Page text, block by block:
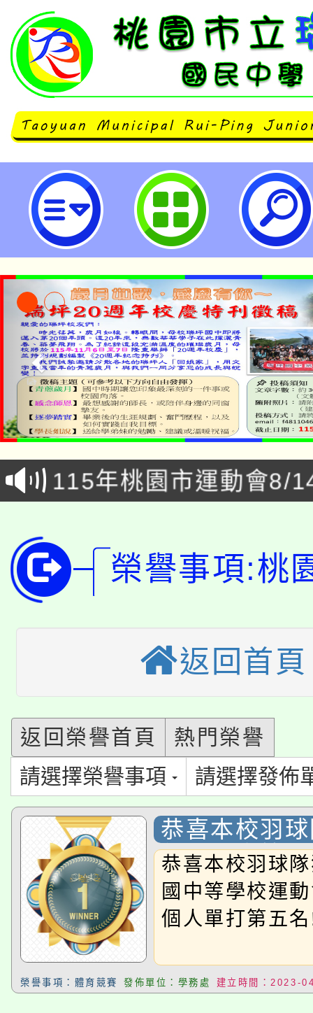
桃園市立瑞坪國民中學
「本色祭」8/29、30在
場熱烈登場!
8/21下午1時於龍潭區
徵才活動。
YOUNG桃局內行報名
局官網。
8月14至27日，桃園電
開!
115年桃園市運動會8/
田徑場及游泳池舉行。
桃園市低收入戶享有免
視費優惠，中低收入戶
半價優惠，詳情可洽有
者。
大園自造教育及科技中
份教師增能研習
大溪自造教育及科技中
115年食農教育專業人
「本色祭」8/29、30
場熱烈登場!
8/21下午1時於龍潭區
徵才活動。
YOUNG桃局內行報名
局官網。
8月14至27日，桃園電
開!
115年桃園市運動會8/
田徑場及游泳池舉行。
桃園市低收入戶享有免
視費優惠，中低收入戶
半價優惠，詳情可洽有
者。
大園自造教育及科技中
份教師增能研習
大溪自造教育及科技中
份教師研習
淨零綠生活教案入校路
會
115年食農教育專業人
榮譽事項:桃
返回首頁
返回榮譽首頁
熱門榮譽
請選擇榮譽事項
請選擇發佈
恭喜本校羽
年全國中等
團體賽及個
名!!!
恭喜本校羽球
國中等學校運
個人單打第五
榮譽事項：體育競賽 發佈單位：學務處 建立時間：2023-